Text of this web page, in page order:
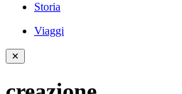
Storia
Viaggi
✕